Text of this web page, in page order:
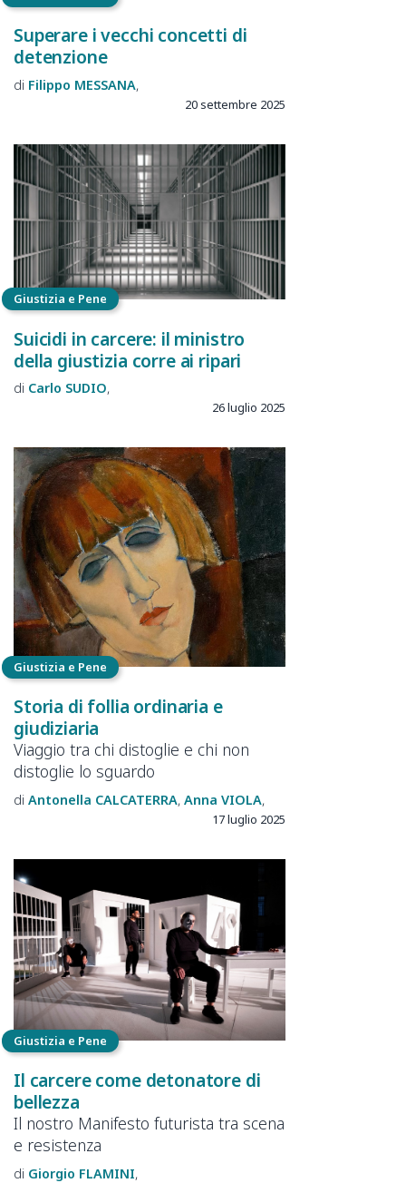
Superare i vecchi concetti di
detenzione
Filippo MESSANA
20 settembre 2025
Giustizia e Pene
Suicidi in carcere: il ministro
della giustizia corre ai ripari
Carlo SUDIO
26 luglio 2025
Giustizia e Pene
Storia di follia ordinaria e
giudiziaria
Viaggio tra chi distoglie e chi non
distoglie lo sguardo
Antonella CALCATERRA Anna VIOLA
17 luglio 2025
Giustizia e Pene
Il carcere come detonatore di
bellezza
Il nostro Manifesto futurista tra scena
e resistenza
Giorgio FLAMINI